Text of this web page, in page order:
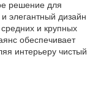
решение для
элегантный дизайн
и крупных
обеспечивает
интерьеру чистый